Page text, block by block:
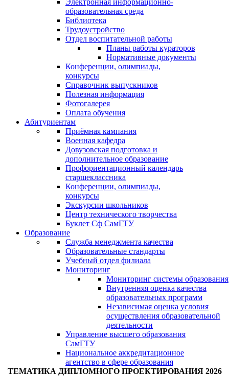
Электронная информационно-
образовательная среда
Библиотека
Трудоустройство
Отдел воспитательной работы
Планы работы кураторов
Нормативные документы
Конференции, олимпиады,
конкурсы
Справочник выпускников
Полезная информация
Фотогалерея
Оплата обучения
Абитуриентам
Приёмная кампания
Военная кафедра
Довузовская подготовка и
дополнительное образование
Профориентационный календарь
старшеклассника
Конференции, олимпиады,
конкурсы
Экскурсии школьников
Центр технического творчества
Буклет Сф СамГТУ
Образование
Служба менеджмента качества
Образовательные стандарты
Учебный отдел филиала
Мониторинг
Мониторинг системы образования
Внутренняя оценка качества
образовательных программ
Независимая оценка условия
осуществления образовательной
деятельности
Управление высшего образования
СамГТУ
Национальное аккредитационное
агентство в сфере образования
ТЕМАТИКА ДИПЛОМНОГО ПРОЕКТИРОВАНИЯ 2026